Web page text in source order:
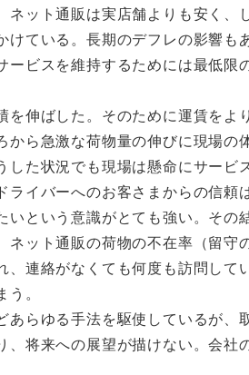
ット通販は実店舗よりも安く、
ている。長期のデフレの影響も
ビスを維持するためには最低限
伸ばした。そのために運賃をよ
ら急激な荷物量の伸びに現場の
た状況でも現場は懸命にサービ
イバーへのお客さまからの信頼
という意識がとても強い。その
ット通販の荷物の不在率（留守
連絡がなくても何度も訪問して
。
らゆる手法を駆使しているが、
将来への展望が描けない。会社